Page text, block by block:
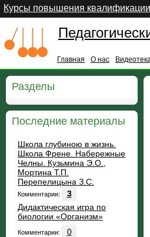
Курсы повышения
Главная О нас
Разделы
Последние материалы
Школа глубиною в жизнь.
Школа Френе. Набережные
Челны. Кузьмина Э.О.,
Мортина Т.П.
Перепелицына З.С.
Комментарии:
3
Дидактическая игра по
биологии «Организм»
Комментарии:
0